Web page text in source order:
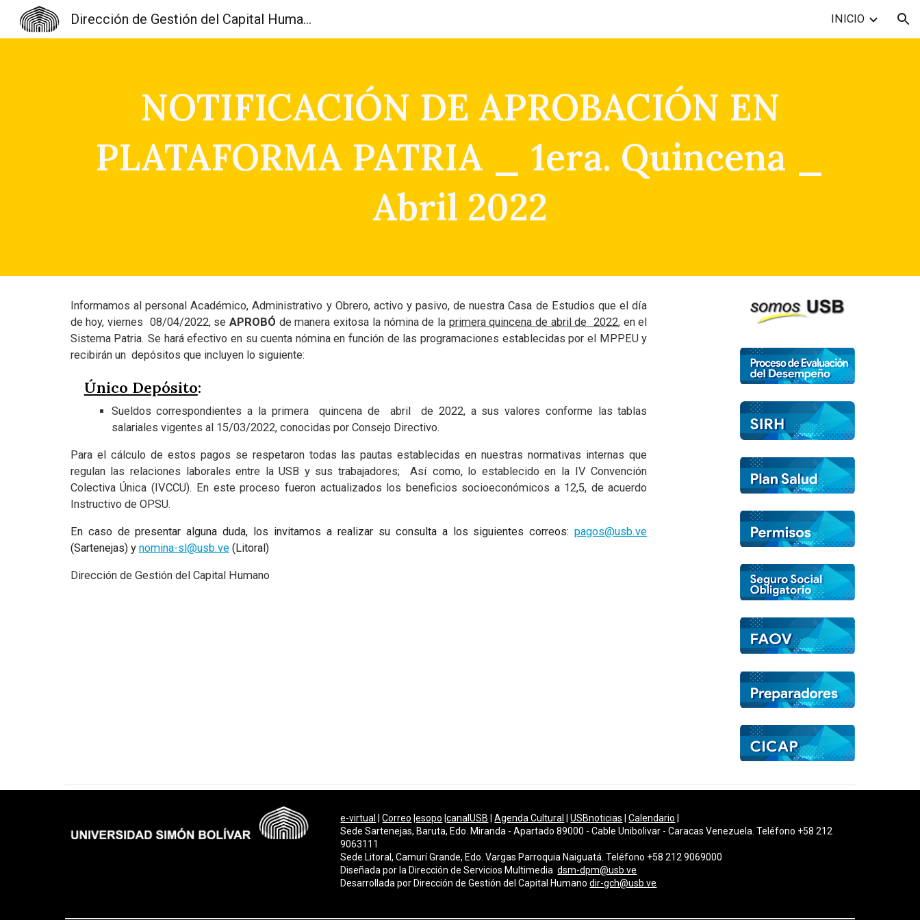
Skip to main content
Dirección de Gestión del Capital Humano INICIO
NOTIFICACIÓN DE APROBACIÓN EN
PLATAFORMA PATRIA _ 1era. Quincena _
Abril 2022
Informamos al personal Académico, Administrativo y Obrero, activo y pasivo, de nuestra Casa de Estudios que el día
de hoy, viernes 08/04/2022, se APROBÓ de manera exitosa la nómina de la primera quincena de abril de 2022, en el
Sistema Patria. Se hará efectivo en su cuenta nómina en función de las programaciones establecidas por el MPPEU y
recibirán un depósitos que incluyen lo siguiente:
Único Depósito:
Sueldos correspondientes a la primera quincena de abril de 2022, a sus valores conforme las tablas
salariales vigentes al 15/03/2022, conocidas por Consejo Directivo.
Para el cálculo de estos pagos se respetaron todas las pautas establecidas en nuestras normativas internas que
regulan las relaciones laborales entre la USB y sus trabajadores; Así como, lo establecido en la IV Convención
Colectiva Única (IVCCU). En este proceso fueron actualizados los beneficios socioeconómicos a 12,5, de acuerdo
Instructivo de OPSU.
En caso de presentar alguna duda, los invitamos a realizar su consulta a los siguientes correos:pagos@usb.ve
(Sartenejas) y nomina-sl@usb.ve(Litoral)
Dirección de Gestión del Capital Humano
e-virtual |Correo |esopo |canalUSB |Agenda Cultural |USBnoticias |Calendario
Sede Sartenejas, Baruta, Edo. Miranda - Apartado 89000 - Cable Unibolivar - Caracas Venezuela. Teléfono +58 212
9063111
Sede Litoral, Camurí Grande, Edo. Vargas Parroquia Naiguatá. Teléfono +58 212 9069000
Diseñada por la Dirección de Servicios Multimediadsm-dpm@usb.ve
Desarrollada por Dirección de Gestión del Capital Humano dir-gch@usb.ve